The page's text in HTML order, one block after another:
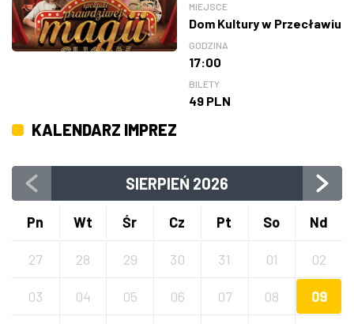
MIEJSCE
Dom Kultury w Przecławiu
GODZINA
17:00
BILETY
49 PLN
KALENDARZ IMPREZ
SIERPIEŃ 2026
Pn Wt Śr Cz Pt So Nd
27 28 29 30 31 01 02
03 04 05 06 07 08 09